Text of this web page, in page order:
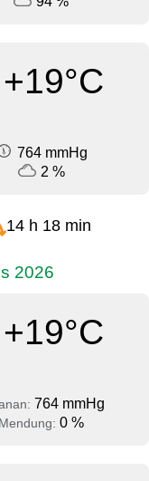
+19°C
764 mmHg
2 %
14 h 18 min
2026
+19°C
764 mmHg
Mendung: 0 %